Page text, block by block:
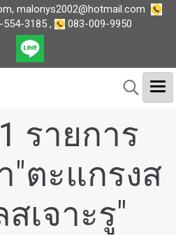
, malonys2002@hotmail.com
554-3185, 083-009-9950
รายการ
"ตะแกรงส
เจาะรู"